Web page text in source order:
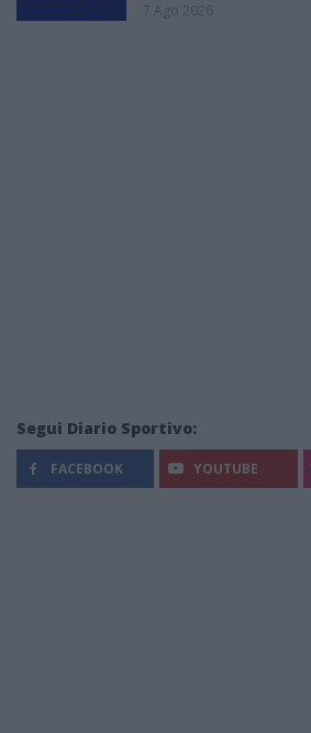
7 Ago 2026
Segui Diario Sportivo:
FACEBOOK YOUTUBE